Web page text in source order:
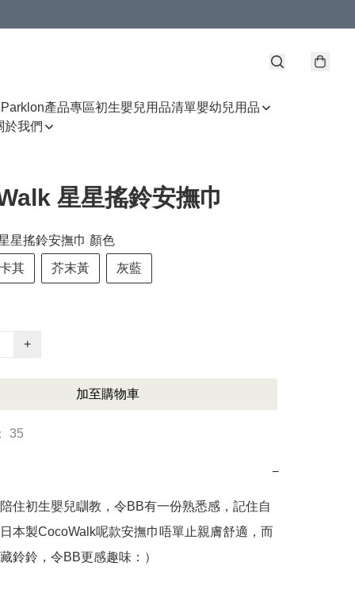
Parklon產品專區初生嬰兒用品清單嬰幼兒用品
於我們
星星搖鈴安撫巾
星搖鈴安撫巾 顏色
卡其 芥末黃 灰藍
+
加至購物車
35
−
住初生嬰兒瞓教，令BB有一份熟悉感，記住自
本製CocoWalk呢款安撫巾唔單止親膚舒適，而